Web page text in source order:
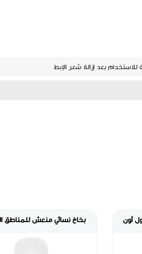
بعد إزالة شعر الإبط
مزيل للعرق المنعش فريش -